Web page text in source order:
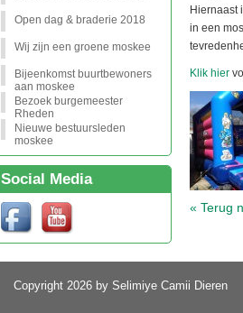
Open dag & braderie 2018
Wij zijn een groene moskee
Bijeenkomst buurtbewoners
aan moskee
Bezoek burgemeester
Rheden
Nieuwe bestuursleden
moskee
Social Media
Hiernaast
in een
Klik hier
« Terug
Copyright 2026 by Selimiye Camii Dieren